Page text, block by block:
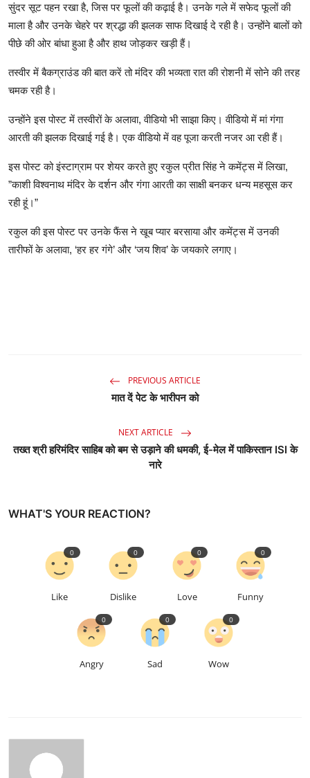
सुंदर सूट पहन रखा है, जिस पर फूलों की कढ़ाई है। उनके गले में सफेद फूलों की
माला है और उनके चेहरे पर श्रद्धा की झलक साफ दिखाई दे रही है। उन्होंने बालों को
पीछे की ओर बांधा हुआ है और हाथ जोड़कर खड़ी हैं।
तस्वीर में बैकग्राउंड की बात करें तो मंदिर की भव्यता रात की रोशनी में सोने की तरह
चमक रही है।
उन्होंने इस पोस्ट में तस्वीरों के अलावा, वीडियो भी साझा किए। वीडियो में मां गंगा
आरती की झलक दिखाई गई है। एक वीडियो में वह पूजा करती नजर आ रही हैं।
इस पोस्ट को इंस्टाग्राम पर शेयर करते हुए रकुल प्रीत सिंह ने कमेंट्स में लिखा,
”काशी विश्वनाथ मंदिर के दर्शन और गंगा आरती का साक्षी बनकर धन्य महसूस कर
रही हूं।”
रकुल की इस पोस्ट पर उनके फैंस ने खूब प्यार बरसाया और कमेंट्स में उनकी
तारीफों के अलावा, ‘हर हर गंगे’ और ‘जय शिव’ के जयकारे लगाए।
PREVIOUS ARTICLE
मात दें पेट के भारीपन को
NEXT ARTICLE
तख्त श्री हरिमंदिर साहिब को बम से उड़ाने की धमकी, ई-मेल में पाकिस्तान ISI के
नारे
WHAT'S YOUR REACTION?
Like
0
Dislike
0
Love
0
Funny
0
Angry
0
Sad
0
Wow
0